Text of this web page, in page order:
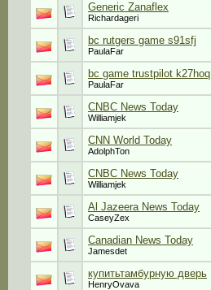
Generic Zanaflex
Richardageri
bc rutgers game s91sfj
PaulaFar
bc game trustpilot k27hoq
PaulaFar
CNBC News Today
Williamjek
CNN World Today
AdolphTon
CNBC News Today
Williamjek
Al Jazeera News Today
CaseyZex
Canadian News Today
Jamesdet
купитьтамбурную дверь
HenryOvava